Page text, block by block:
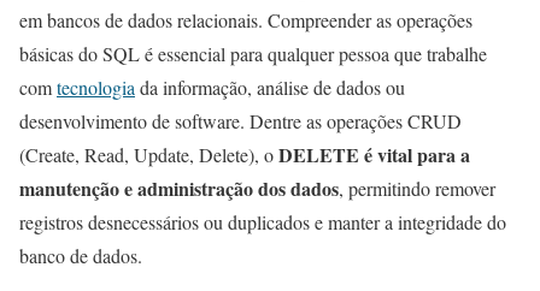
em bancos de dados relacionais. Compreender as operações
básicas do SQL é essencial para qualquer pessoa que trabalhe
comtecnologia da informação, análise de dados ou
desenvolvimento de software. Dentre as operações CRUD
(Create, Read, Update, Delete), oDELETE é vital para a
manutenção e administração dos dados, permitindo remover
registros desnecessários ou duplicados e manter a integridade do
banco de dados.